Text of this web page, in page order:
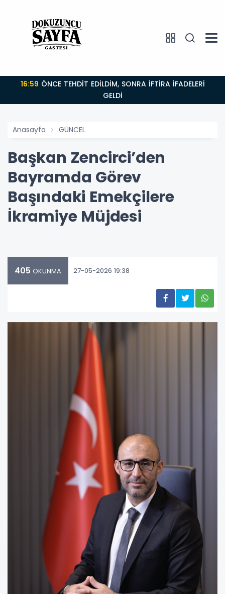
16:59
GELDİ
Anasayfa GÜNCEL
Başkan Zencirci’den
Bayramda Görev
Başındaki Emekçilere
İkramiye Müjdesi
405 OKUNMA 27-05-2026 19:38